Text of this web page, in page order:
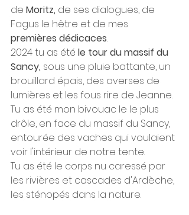
de Moritz, de ses dialogues, de
Fagus le hêtre et de mes
premières dédicaces.
2024 tu as été le tour du massif du
Sancy, sous une pluie battante, un
brouillard épais, des averses de
lumières et les fous rire de Jeanne.
Tu as été mon bivouac le le plus
drôle, en face du massif du Sancy,
entourée des vaches qui voulaient
voir l'intérieur de notre tente.
Tu as été le corps nu caressé par
les rivières et cascades d'Ardèche,
les sténopés dans la nature.